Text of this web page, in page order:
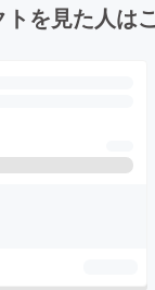
トを見た人は